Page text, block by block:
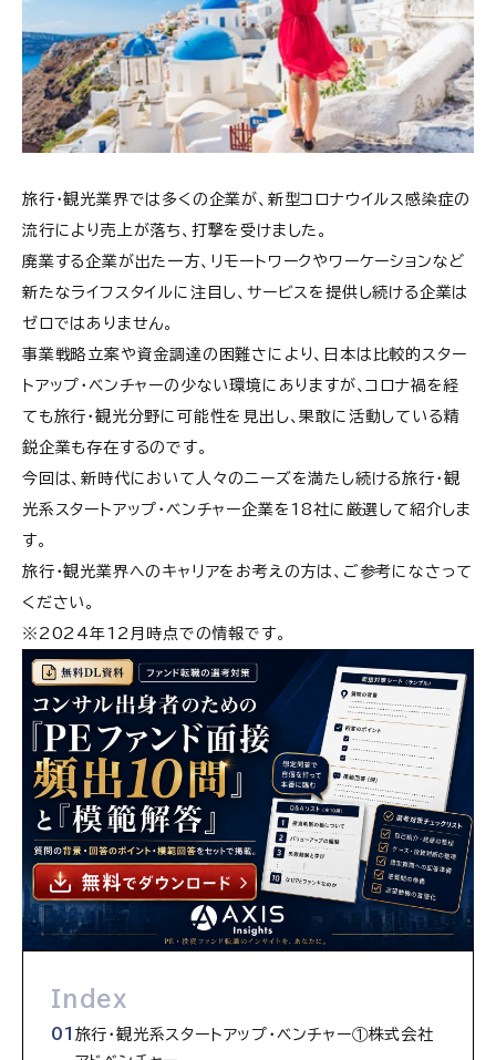
旅行・観光業界では多くの企業が、新型コロナウイルス感染症の
流行により売上が落ち、打撃を受けました。
廃業する企業が出た一方、リモートワークやワーケーションなど
新たなライフスタイルに注目し、サービスを提供し続ける企業は
ゼロではありません。
事業戦略立案や資金調達の困難さにより、日本は比較的スター
トアップ・ベンチャーの少ない環境にありますが、コロナ禍を経
ても旅行・観光分野に可能性を見出し、果敢に活動している精
鋭企業も存在するのです。
今回は、新時代において人々のニーズを満たし続ける旅行・観
光系スタートアップ・ベンチャー企業を18社に厳選して紹介しま
す。
旅行・観光業界へのキャリアをお考えの方は、ご参考になさって
ください。
※2024年12月時点での情報です。
Index
旅行・観光系スタートアップ・ベンチャー①株式会社